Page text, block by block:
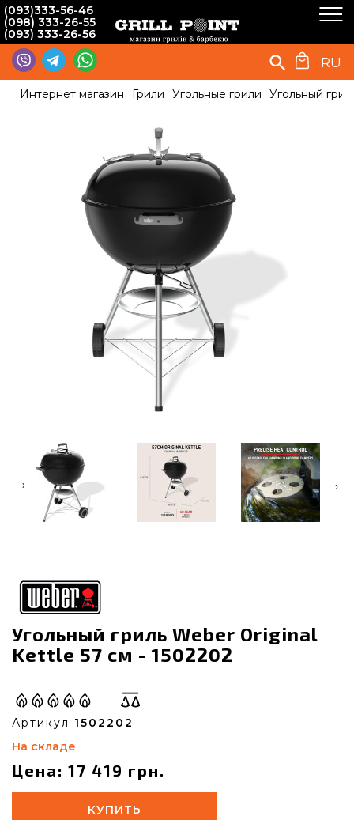
(093)333-56-46
(098) 333-26-55
(093) 333-26-56
RU
Интернет магазин Грили Угольные грили Угольный
‹ ›
Угольный гриль Weber Original
Kettle 57 cм - 1502202
Артикул 1502202
На складе
Цена: 17 419 грн.
КУПИТЬ